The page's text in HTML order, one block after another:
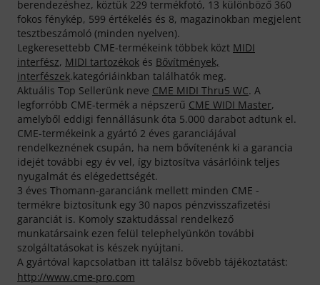
berendezéshez, köztük 229 termékfotó, 13 különböző 360
fokos fénykép, 599 értékelés és 8, magazinokban megjelent
tesztbeszámoló (minden nyelven).
Legkeresettebb CME-termékeink többek közt MIDI
interfész, MIDI tartozékok és Bővítmények,
interfészek.kategóriáinkban találhatók meg.
Aktuális Top Sellerünk neve CME MIDI Thru5 WC. A
legforróbb CME-termék a népszerű CME WIDI Master,
amelyből eddigi fennállásunk óta 5.000 darabot adtunk el.
CME-termékeink a gyártó 2 éves garanciájával
rendelkeznének csupán, ha nem bővítenénk ki a garancia
idejét további egy év vel, így biztosítva vásárlóink teljes
nyugalmát és elégedettségét.
3 éves Thomann-garanciánk mellett minden CME -
termékre biztosítunk egy 30 napos pénzvisszafizetési
garanciát is. Komoly szaktudással rendelkező
munkatársaink ezen felül telephelyünkön további
szolgáltatásokat is készek nyújtani.
A gyártóval kapcsolatban itt találsz bővebb tájékoztatást:
http://www.cme-pro.com